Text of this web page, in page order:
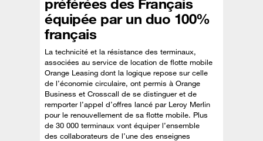
préférées des Français
équipée par un duo 100%
français
La technicité et la résistance des terminaux,
associées au service de location de flotte mobile
Orange Leasing dont la logique repose sur celle
de l’économie circulaire, ont permis à Orange
Business et Crosscall de se distinguer et de
remporter l’appel d’offres lancé par Leroy Merlin
pour le renouvellement de sa flotte mobile. Plus
de 30 000 terminaux vont équiper l’ensemble
des collaborateurs de l’une des enseignes